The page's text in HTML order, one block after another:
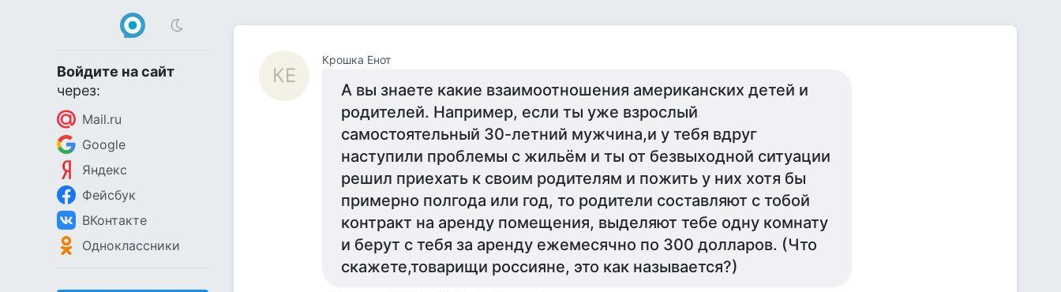
Войдите на сайт
через:
Mail.ru
Google
Яндекс
Фейсбук
ВКонтакте
Одноклассники
КЕ
Крошка Енот
А вы знаете какие взаимоотношения американских детей и
родителей. Например, если ты уже взрослый
самостоятельный 30-летний мужчина,и у тебя вдруг
наступили проблемы с жильём и ты от безвыходной ситуации
решил приехать к своим родителям и пожить у них хотя бы
примерно полгода или год, то родители составляют с тобой
контракт на аренду помещения, выделяют тебе одну комнату
и берут с тебя за аренду ежемесячно по 300 долларов. (Что
скажете,товарищи россияне, это как называется?)